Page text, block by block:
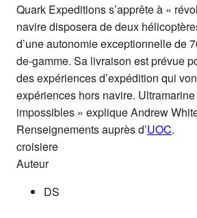
Quark Expeditions s’apprête à «
navire disposera de deux
d’une autonomie exceptionnelle de
de-gamme. Sa livraison est prévue
des expériences d’expédition qui
expériences hors navire.
impossibles » explique Andrew
Renseignements auprès d’UOC.
croisiere
Auteur
DS